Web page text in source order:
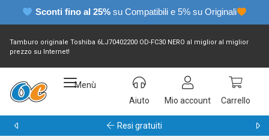
Sconti fino al 25% su Compatibili e 5% su Originali
Tamburo originale Toshiba 6LJ70402200 OD-FC30 NERO al miglior al miglior
prezzo su Internet!
Menù
Aiuto
Mio account Carrello
Garanzia 24 mesi